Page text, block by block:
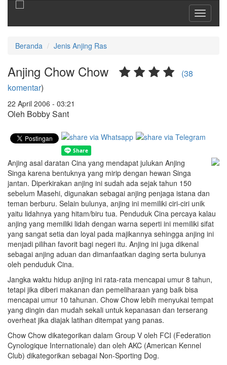
Toggle
Beranda Jenis Anjing Ras
Anjing Chow Chow
(38
komentar)
22 April 2006 - 03:21
Oleh Bobby Sant
Anjing asal daratan Cina yang mendapat julukan Anjing
Singa karena bentuknya yang mirip dengan hewan Singa
jantan. Diperkirakan anjing ini sudah ada sejak tahun 150
sebelum Masehi, digunakan sebagai anjing penjaga istana dan
teman berburu. Selain bulunya, anjing ini memiliki ciri-ciri unik
yaitu lidahnya yang hitam/biru tua. Penduduk Cina percaya kalau
anjing yang memiliki lidah dengan warna seperti ini memiliki sifat
yang sangat setia dan loyal pada majikannya sehingga anjing ini
menjadi pilihan favorit bagi negeri itu. Anjing ini juga dikenal
sebagai anjing aduan dan dimanfaatkan daging serta bulunya
oleh penduduk Cina.
Jangka waktu hidup anjing ini rata-rata mencapai umur 8 tahun,
tetapi jika diberi makanan dan pemeliharaan yang baik bisa
mencapai umur 10 tahunan. Chow Chow lebih menyukai tempat
yang dingin dan mudah sekali untuk kepanasan dan terserang
overheat jika diajak latihan ditempat yang panas.
Chow Chow dikategorikan dalam Group V oleh FCI (Federation
Cynologique Internationale) dan oleh AKC (American Kennel
Club) dikategorikan sebagai Non-Sporting Dog.